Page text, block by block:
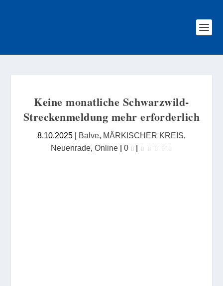
Keine monatliche Schwarzwild-
Streckenmeldung mehr erforderlich
8.10.2025 | Balve, MÄRKISCHER KREIS,
Neuenrade, Online| 0 |